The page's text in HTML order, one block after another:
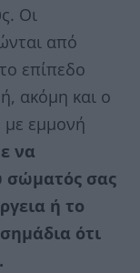
Οι
από
επίπεδο
ακόμη και ο
με εμμονή
να
σώματός σας
ή το
ότι